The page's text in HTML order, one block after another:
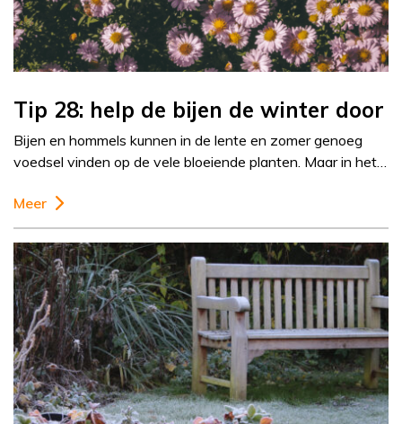
Tip 28: help de bijen de winter door
Bijen en hommels kunnen in de lente en zomer genoeg
voedsel vinden op de vele bloeiende planten. Maar in het…
Meer